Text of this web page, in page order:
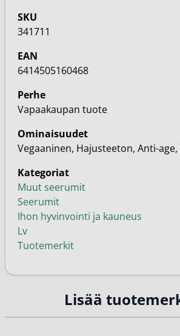
SKU
341711
EAN
6414505160468
Perhe
Vapaakaupan tuote
Ominaisuudet
Vegaaninen, Hajusteeton, Anti-
Kategoriat
Muut seerumit
Seerumit
Ihon hyvinvointi ja kauneus
Lv
Tuotemerkit
Lisää